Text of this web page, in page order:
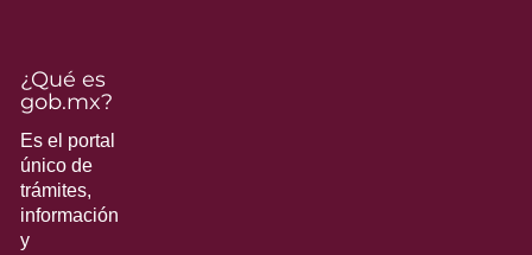
¿Qué es
gob.mx?
Es el portal
único de
trámites,
información
y